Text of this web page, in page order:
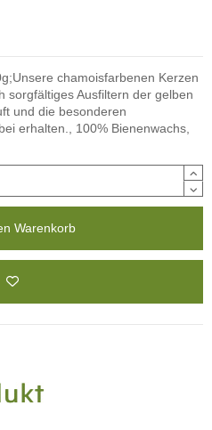
chamoisfarbenen Kerzen
sorgfältiges Ausfiltern der gelben
und die besonderen
erhalten., 100% Bienenwachs,
Warenkorb